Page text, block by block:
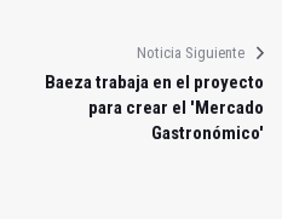
Noticia Siguiente
Baeza trabaja en el proyecto
para crear el 'Mercado
Gastronómico'